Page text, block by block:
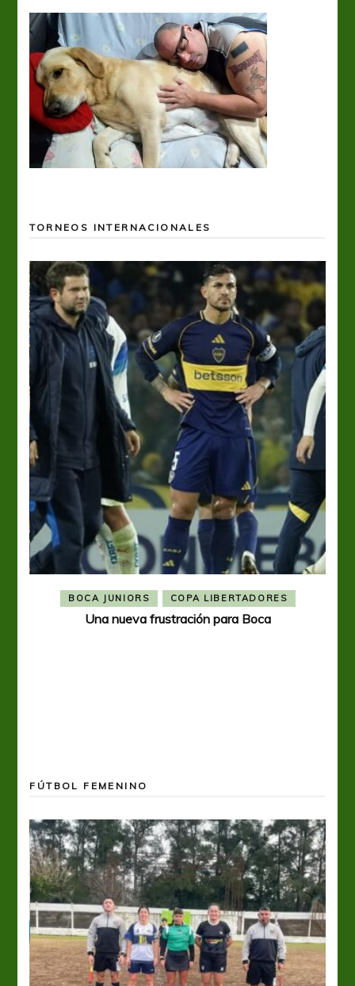
TORNEOS INTERNACIONALES
BOCA JUNIORS COPA LIBERTADORES
Una nueva frustración para Boca
FÚTBOL FEMENINO